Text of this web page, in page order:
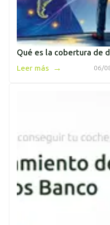
Qué es la cobertura de
06/
Leer más →